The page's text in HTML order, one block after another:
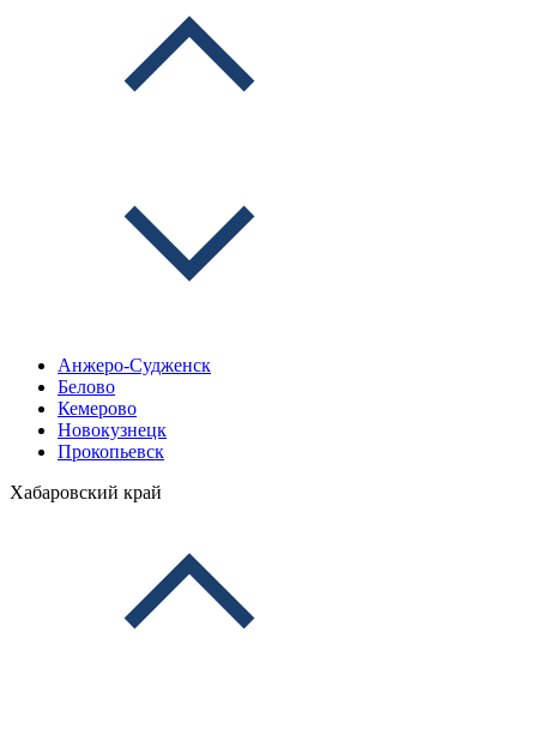
Анжеро-Судженск
Белово
Кемерово
Новокузнецк
Прокопьевск
Хабаровский край